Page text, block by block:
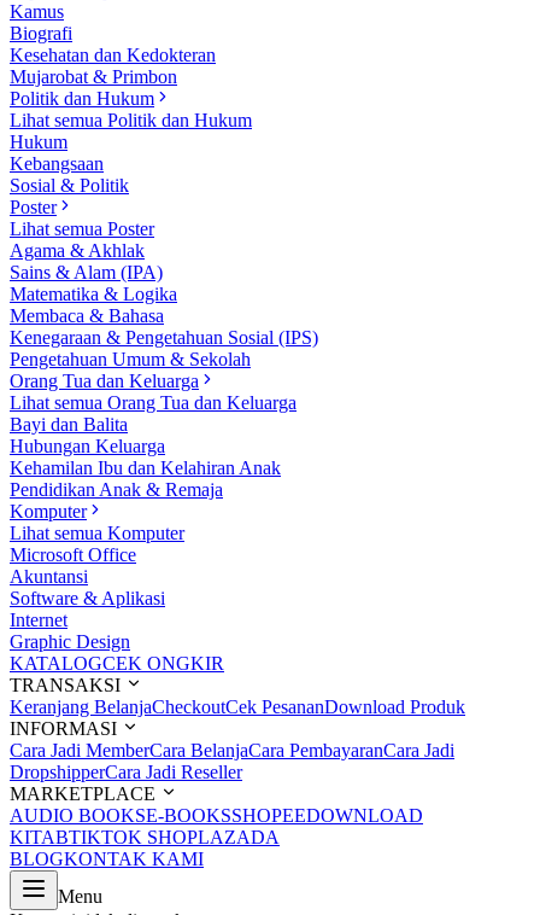
Kamus
Biografi
Kesehatan dan Kedokteran
Mujarobat & Primbon
Politik dan Hukum
Lihat semua Politik dan Hukum
Hukum
Kebangsaan
Sosial & Politik
Poster
Lihat semua Poster
Agama & Akhlak
Sains & Alam (IPA)
Matematika & Logika
Membaca & Bahasa
Kenegaraan & Pengetahuan Sosial (IPS)
Pengetahuan Umum & Sekolah
Orang Tua dan Keluarga
Lihat semua Orang Tua dan Keluarga
Bayi dan Balita
Hubungan Keluarga
Kehamilan Ibu dan Kelahiran Anak
Pendidikan Anak & Remaja
Komputer
Lihat semua Komputer
Microsoft Office
Akuntansi
Software & Aplikasi
Internet
Graphic Design
KATALOGCEK ONGKIR
TRANSAKSI
Keranjang BelanjaCheckoutCek PesananDownload Produk
INFORMASI
Cara Jadi MemberCara BelanjaCara PembayaranCara Jadi
DropshipperCara Jadi Reseller
MARKETPLACE
AUDIO BOOKSE-BOOKSSHOPEEDOWNLOAD
KITABTIKTOK SHOPLAZADA
BLOGKONTAK KAMI
Menu